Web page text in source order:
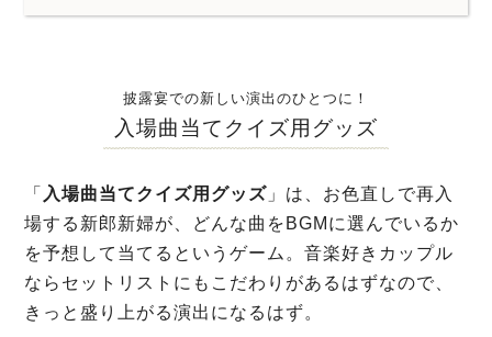
披露宴での新しい演出のひとつに！
入場曲当てクイズ用グッズ
「 入場曲当てクイズ用グッズ 」は、お色直しで再入
場する新郎新婦が、どんな曲をBGMに選んでいるか
を予想して当てるというゲーム。音楽好きカップル
ならセットリストにもこだわりがあるはずなので、
きっと盛り上がる演出になるはず。